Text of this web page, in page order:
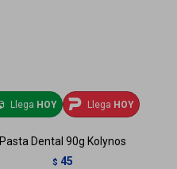
Llega HOY Llega HOY
Pasta Dental 90g Kolynos
$ 45